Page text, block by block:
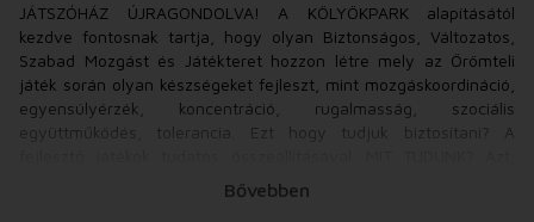
JÁTSZÓHÁZ ÚJRAGONDOLVA! A KÖLYÖKPARK alapításától
kezdve fontosnak tartja, hogy olyan Biztonságos, Változatos,
Szabad Mozgást és Játékteret hozzon létre mely az Örömteli
játék során olyan készségeket fejleszt, mint mozgáskoordináció,
egyensúlyérzék, koncentráció, rugalmasság, szociális
együttműködés, tolerancia. Ezt hogy tudjuk biztosítani? A
hogy kisgyermekkorban két dolog segíti leginkább a gyermek
fejlődését a MOZGÁS és a JÁTÉK. MIÉRT JOBB A KÖLYÖKPARK-
Bővebben